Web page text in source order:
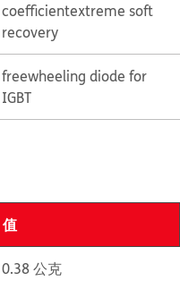
coefficientextreme soft
recovery
freewheeling diode for
IGBT
值
0.38 公克